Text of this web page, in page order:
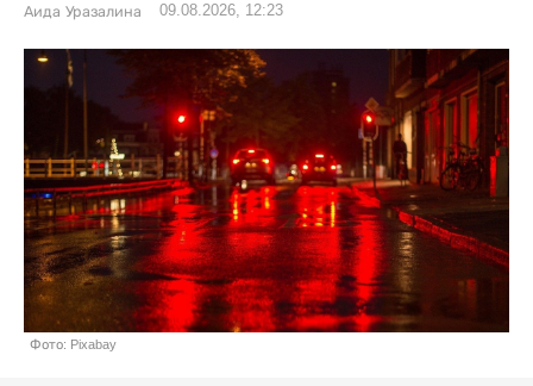
Аида Уразалина 09.08.2026, 12:23
Фото: Pixabay